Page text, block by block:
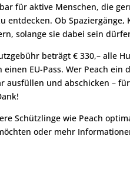
für aktive Menschen, die
entdecken. Ob
solange sie dabei sein
beträgt € 330,– alle
einen EU-Pass. Wer Peach
ausfüllen und abschicken –
Schützlinge wie Peach
oder mehr